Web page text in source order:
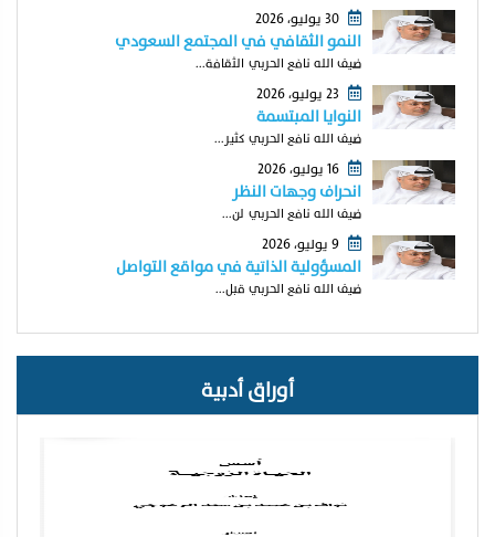
30 يوليو، 2026
النمو الثقافي في المجتمع السعودي
ضيف الله نافع الحربي الثقافة...
النوايا المبتسمة
ضيف الله نافع الحربي كثير...
16 يوليو، 2026
انحراف وجهات النظر
ضيف الله نافع الحربي لن...
9 يوليو، 2026
المسؤولية الذاتية في مواقع التواصل
ضيف الله نافع الحربي قبل...
أوراق أدبية